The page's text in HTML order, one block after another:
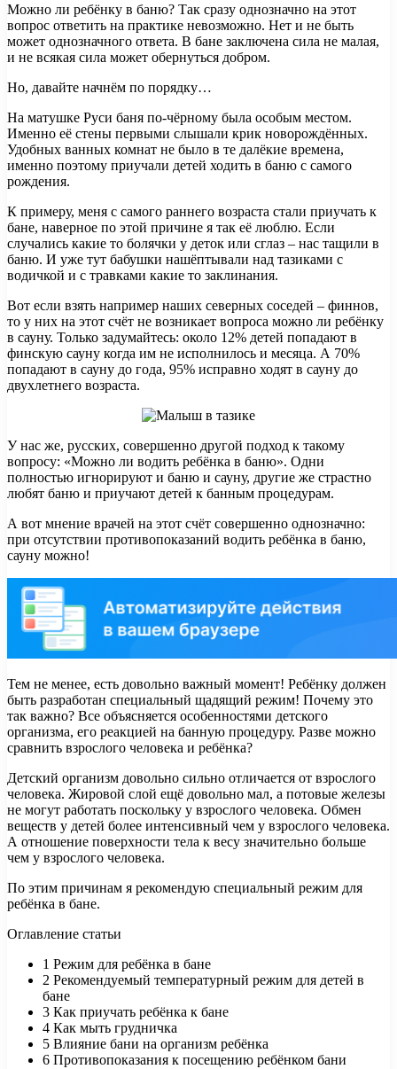
Можно ли ребёнку в баню? Так сразу однозначно на этот
вопрос ответить на практике невозможно. Нет и не быть
может однозначного ответа. В бане заключена сила не малая,
и не всякая сила может обернуться добром.
Но, давайте начнём по порядку…
На матушке Руси баня по-чёрному была особым местом.
Именно её стены первыми слышали крик новорождённых.
Удобных ванных комнат не было в те далёкие времена,
именно поэтому приучали детей ходить в баню с самого
рождения.
К примеру, меня с самого раннего возраста стали приучать к
бане, наверное по этой причине я так её люблю. Если
случались какие то болячки у деток или сглаз – нас тащили в
баню. И уже тут бабушки нашёптывали над тазиками с
водичкой и с травками какие то заклинания.
Вот если взять например наших северных соседей – финнов,
то у них на этот счёт не возникает вопроса можно ли ребёнку
в сауну. Только задумайтесь: около 12% детей попадают в
финскую сауну когда им не исполнилось и месяца. А 70%
попадают в сауну до года, 95% исправно ходят в сауну до
двухлетнего возраста.
У нас же, русских, совершенно другой подход к такому
вопросу: «Можно ли водить ребёнка в баню». Одни
полностью игнорируют и баню и сауну, другие же страстно
любят баню и приучают детей к банным процедурам.
А вот мнение врачей на этот счёт совершенно однозначно:
при отсутствии противопоказаний водить ребёнка в баню,
сауну можно!
Тем не менее, есть довольно важный момент! Ребёнку должен
быть разработан специальный щадящий режим! Почему это
так важно? Все объясняется особенностями детского
организма, его реакцией на банную процедуру. Разве можно
сравнить взрослого человека и ребёнка?
Детский организм довольно сильно отличается от взрослого
человека. Жировой слой ещё довольно мал, а потовые железы
не могут работать поскольку у взрослого человека. Обмен
веществ у детей более интенсивный чем у взрослого человека.
А отношение поверхности тела к весу значительно больше
чем у взрослого человека.
По этим причинам я рекомендую специальный режим для
ребёнка в бане.
Оглавление статьи
1 Режим для ребёнка в бане
2 Рекомендуемый температурный режим для детей в
бане
3 Как приучать ребёнка к бане
4 Как мыть грудничка
5 Влияние бани на организм ребёнка
6 Противопоказания к посещению ребёнком бани